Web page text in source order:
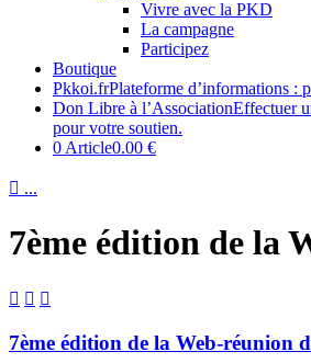
Vivre avec la PKD
La campagne
Participez
Boutique
Pkkoi.frPlateforme d’informations :
Don Libre à l’AssociationEffectuer
pour votre soutien.
0 Article0.00 €
 ...
7ème édition de la
  
7ème édition de la Web-réunion